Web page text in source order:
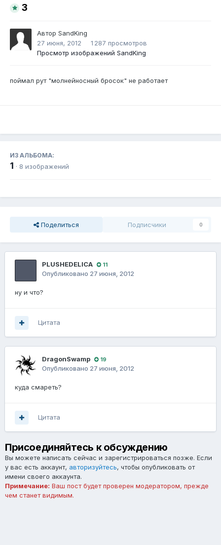
3
Автор SandKing
27 июня, 2012
1 287 просмотров
Просмотр изображений SandKing
поймал рут "молнейносный бросок" не работает
ИЗ АЛЬБОМА:
1 · 8 изображений
Поделиться Подписчики 0
PLUSHEDELICA 11
Опубликовано 27 июня, 2012
ну и что?
Цитата
DragonSwamp 19
Опубликовано 27 июня, 2012
куда смареть?
Цитата
Присоединяйтесь к обсуждению
Вы можете написать сейчас и зарегистрироваться позже. Если
у вас есть аккаунт, авторизуйтесь, чтобы опубликовать от
имени своего аккаунта.
Примечание: Ваш пост будет проверен модератором, прежде
чем станет видимым.